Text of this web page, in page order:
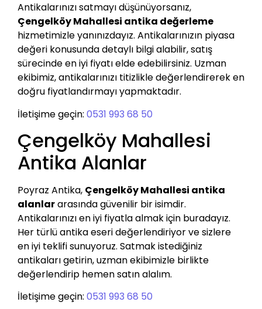
Antikalarınızı satmayı düşünüyorsanız,
Çengelköy Mahallesi antika değerleme
hizmetimizle yanınızdayız. Antikalarınızın piyasa
değeri konusunda detaylı bilgi alabilir, satış
sürecinde en iyi fiyatı elde edebilirsiniz. Uzman
ekibimiz, antikalarınızı titizlikle değerlendirerek en
doğru fiyatlandırmayı yapmaktadır.
İletişime geçin: 0531 993 68 50
Çengelköy Mahallesi
Antika Alanlar
Poyraz Antika, Çengelköy Mahallesi antika
alanlararasında güvenilir bir isimdir.
Antikalarınızı en iyi fiyatla almak için buradayız.
Her türlü antika eseri değerlendiriyor ve sizlere
en iyi teklifi sunuyoruz. Satmak istediğiniz
antikaları getirin, uzman ekibimizle birlikte
değerlendirip hemen satın alalım.
İletişime geçin: 0531 993 68 50